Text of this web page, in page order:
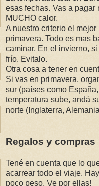
esas fechas. Vas a pagar
MUCHO calor.
A nuestro criterio el
primavera. Todo es mas
caminar. En el invierno,
frío. Evitalo.
Otra cosa a tener en
Si vas en primavera,
sur (países como
temperatura sube, andá
norte (Inglaterra,
Regalos y compras
Tené en cuenta que lo
acarrear todo el viaje.
poco peso. Ve por ellas!